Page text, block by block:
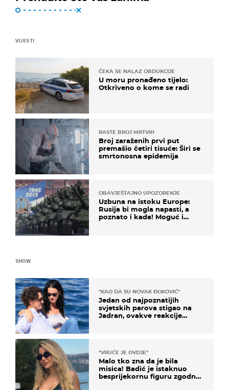
VIJESTI
ČEKA SE NALAZ OBDUKCIJE
U moru pronađeno tijelo:
Otkriveno o kome se radi
RASTE BROJ MRTVIH
Broj zaraženih prvi put
premašio četiri tisuće: Širi se
smrtonosna epidemija
OBAVJEŠTAJNO UPOZORENJE
Uzbuna na istoku Europe:
Rusija bi mogla napasti, a
poznato i kada! Moguć i
SHOW
"KAO DA SU NOVAK ĐOKOVIĆ"
Jedan od najpoznatijih
svjetskih parova stigao na
Jadran, ovakve reakcije
"VRUĆE JE OVDJE"
Malo tko zna da je bila
misica! Badić je istaknuo
besprijekornu figuru zgodne